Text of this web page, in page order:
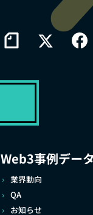
Web3事例デー
業界動向
QA
お知らせ